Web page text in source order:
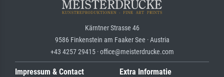
Kärntner Strasse 46
9586 Finkenstein am Faaker See · Austria
+43 4257 29415 · office@meisterdrucke.com
Impressum & Contact Extra Informatie